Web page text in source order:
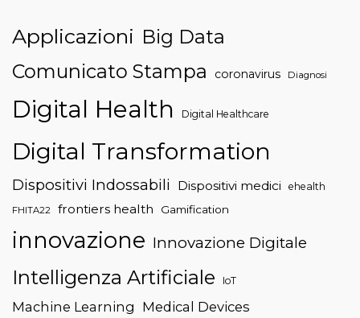
Applicazioni Big Data
Comunicato Stampa
coronavirus Diagnosi
Digital Health Digital Healthcare
Digital Transformation
Dispositivi Indossabili Dispositivi medici ehealth
FHITA22 frontiers health Gamification
innovazione Innovazione Digitale
Intelligenza Artificiale IoT
Machine Learning Medical Devices